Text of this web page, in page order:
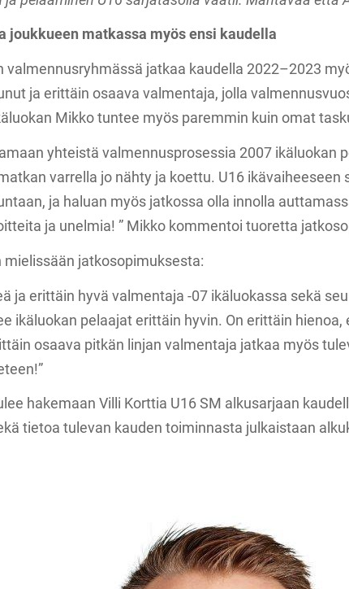
joukkueen matkassa myös ensi kaudella
valmennusryhmässä jatkaa kaudella 2022–2023
ja erittäin osaava valmentaja, jolla
Mikko tuntee myös paremmin kuin omat
yhteistä valmennusprosessia 2007 ikäluokan
varrella jo nähty ja koettu. U16 ikävaiheeseen
ja haluan myös jatkossa olla innolla
ja unelmia! ” Mikko kommentoi tuoretta
mielissään jatkosopimuksesta:
ja erittäin hyvä valmentaja -07 ikäluokassa sekä
ikäluokan pelaajat erittäin hyvin. On erittäin
osaava pitkän linjan valmentaja jatkaa myös
hakemaan Villi Korttia U16 SM alkusarjaan
tietoa tulevan kauden toiminnasta julkaistaan